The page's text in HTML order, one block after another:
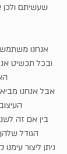
שעשיתם ולכן
אנחנו
ובכל תכשיט
אבל אנחנו
בין אם זה
הגודל
ניתן ליצור